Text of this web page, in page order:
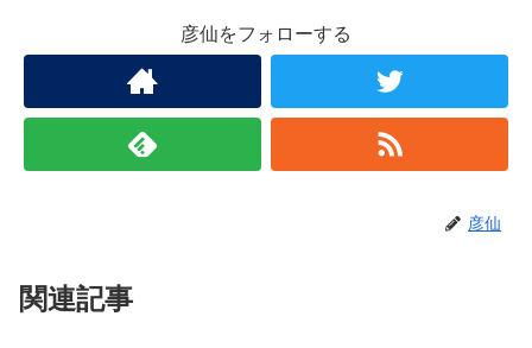
彦仙をフォローする
彦仙
関連記事